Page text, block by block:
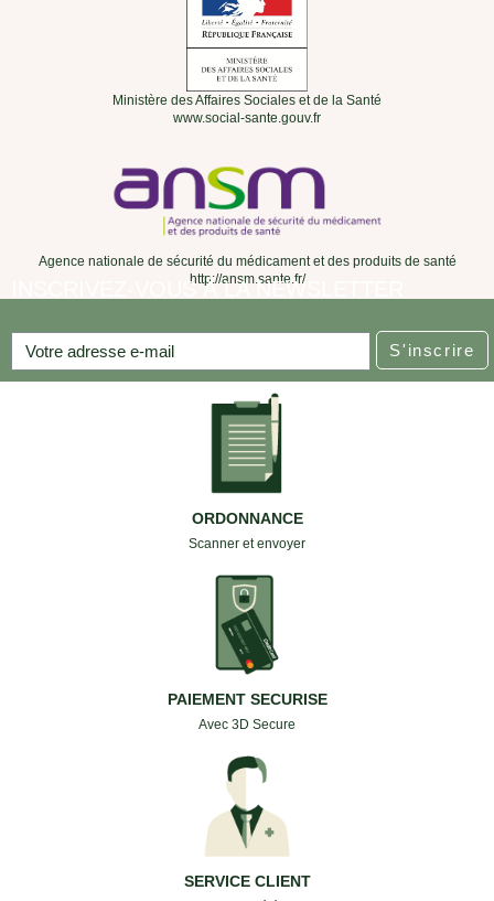
Ministère des Affaires Sociales et de la Santé
www.social-sante.gouv.fr
Agence nationale de sécurité du médicament et des produits de santé
http://ansm.sante.fr/
INSCRIVEZ-VOUS À LA NEWSLETTER
S'inscrire
ORDONNANCE
Scanner et envoyer
PAIEMENT SECURISE
Avec 3D Secure
SERVICE CLIENT